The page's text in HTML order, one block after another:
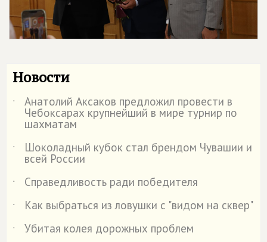
Новости
˙ Анатолий Аксаков предложил провести в
Чебоксарах крупнейший в мире турнир по
шахматам
˙
Шоколадный кубок стал брендом Чувашии и
всей России
˙
Справедливость ради победителя
˙
Как выбраться из ловушки с "видом на сквер"
˙
Убитая колея дорожных проблем